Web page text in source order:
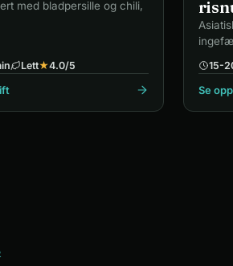
med bladpersille og chili,
Lett★4.0/5 15-
Se